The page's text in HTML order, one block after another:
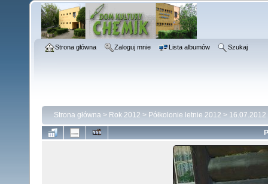
Strona główna Zaloguj mnie Lista albumów Szukaj
Strona główna > Rok 2012 > Półkolonie letnie 2012 >